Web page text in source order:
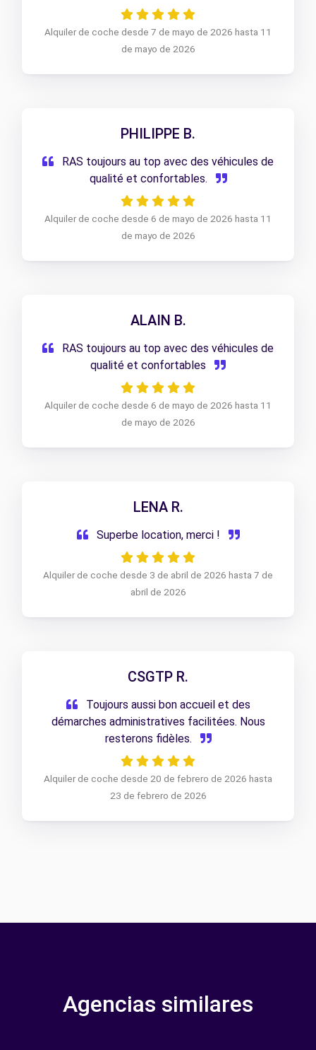
Alquiler de coche desde 7 de mayo de 2026 hasta 11
de mayo de 2026
PHILIPPE B.
RAS toujours au top avec des véhicules de
qualité et confortables.
Alquiler de coche desde 6 de mayo de 2026 hasta 11
de mayo de 2026
ALAIN B.
RAS toujours au top avec des véhicules de
qualité et confortables
Alquiler de coche desde 6 de mayo de 2026 hasta 11
de mayo de 2026
LENA R.
Superbe location, merci !
Alquiler de coche desde 3 de abril de 2026 hasta 7 de
abril de 2026
CSGTP R.
Toujours aussi bon accueil et des
démarches administratives facilitées. Nous
resterons fidèles.
Alquiler de coche desde 20 de febrero de 2026 hasta
23 de febrero de 2026
Agencias similares